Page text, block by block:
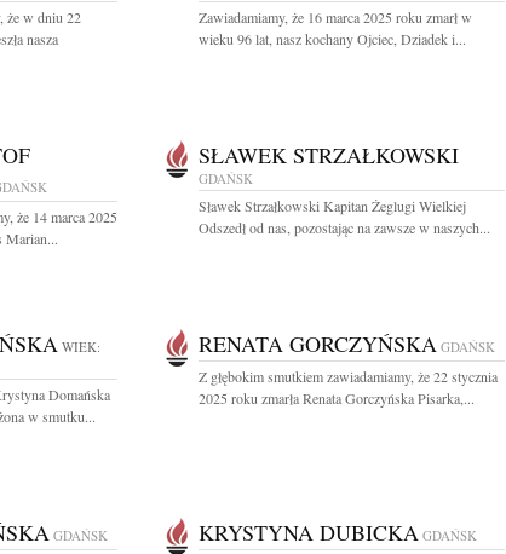
że w dniu 22
nasza
Zawiadamiamy, że 16 marca 2025 roku zmarł w
wieku 96 lat, nasz kochany Ojciec, Dziadek i...
że 14 marca 2025
Marian...
SŁAWEK STRZAŁKOWSKI
GDAŃSK
Sławek Strzałkowski Kapitan Żeglugi Wielkiej
Odszedł od nas, pozostając na zawsze w naszych...
WIEK:
Domańska
w smutku...
RENATA GORCZYŃSKA GDAŃSK
Z głębokim smutkiem zawiadamiamy, że 22 stycznia
2025 roku zmarła Renata Gorczyńska Pisarka,...
GDAŃSK KRYSTYNA DUBICKA GDAŃSK